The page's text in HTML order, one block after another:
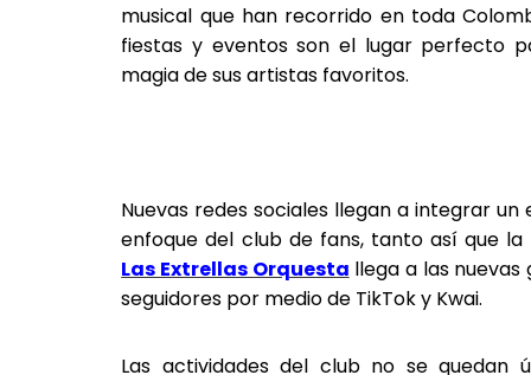
musical que han recorrido en toda
fiestas y eventos son el lugar perfecto
magia de sus artistas favoritos.
Nuevas redes sociales llegan a integrar
enfoque del club de fans, tanto así que
Las Extrellas Orquesta llega a las nuevas
seguidores por medio de TikTok y Kwai.
Las actividades del club no se quedan